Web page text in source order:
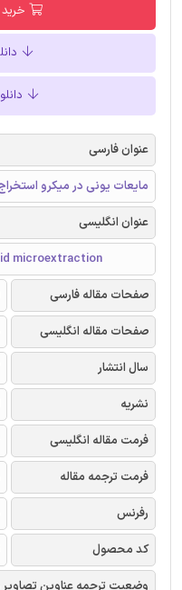
عنوان فارسی
مایعات یونی در میکرو
عنوان انگلیسی
microextraction
صفحات مقاله فارسی
صفحات مقاله انگلیسی
سال انتشار
نشریه
فرمت مقاله انگلیسی
فرمت ترجمه مقاله
رفرنس
کد محصول
وضعیت ترجمه عناوین